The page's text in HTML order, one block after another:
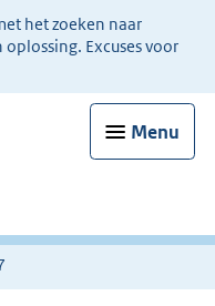
het zoeken naar
Excuses voor
Menu